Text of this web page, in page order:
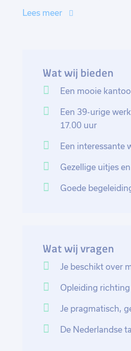
alle administratieve
voor de
van de werkprocessen en
Lees meer
Wat wij bieden
Een mooie
Een 39-urige
17.00 uur
Een interessante
Gezellige uitjes
Goede
Wat wij vragen
Je beschikt over
Opleiding
Je pragmatisch,
De Nederlandse